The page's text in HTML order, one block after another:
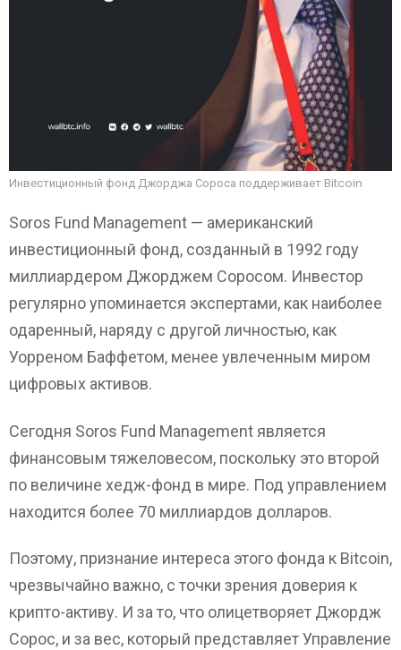
Инвестиционный фонд Джорджа Сороса поддерживает Bitcoin
Soros Fund Management — американский
инвестиционный фонд, созданный в 1992 году
миллиардером Джорджем Соросом. Инвестор
регулярно упоминается экспертами, как наиболее
одаренный, наряду с другой личностью, как
Уорреном Баффетом, менее увлеченным миром
цифровых активов.
Сегодня Soros Fund Management является
финансовым тяжеловесом, поскольку это второй
по величине хедж-фонд в мире. Под управлением
находится более 70 миллиардов долларов.
Поэтому, признание интереса этого фонда к Bitcoin,
чрезвычайно важно, с точки зрения доверия к
крипто-активу. И за то, что олицетворяет Джордж
Сорос, и за вес, который представляет Управление